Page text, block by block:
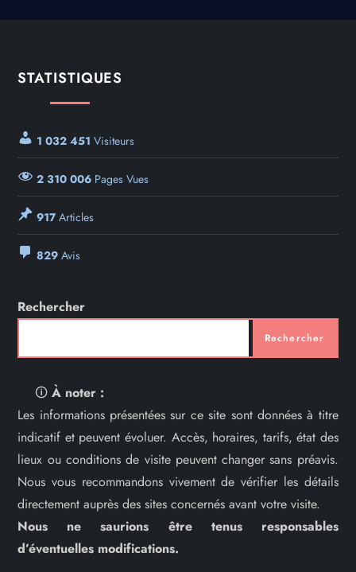
STATISTIQUES
1 032 451 Visiteurs
2 310 006 Pages Vues
917Articles
829 Avis
Rechercher
Rechercher
🛈À noter :
Les informations présentées sur ce site sont données à titre
indicatif et peuvent évoluer. Accès, horaires, tarifs, état des
lieux ou conditions de visite peuvent changer sans préavis.
Nous vous recommandons vivement de vérifier les détails
directement auprès des sites concernés avant votre visite.
Nous ne saurions être tenus responsables
d’éventuelles modifications.